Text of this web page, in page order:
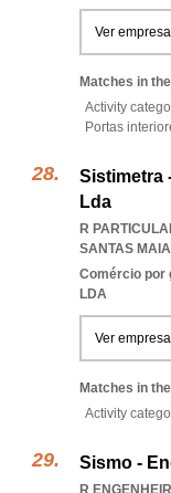
Ver empresa
Matches in
Activity
Portas
Sistimetra
Lda
R
SANTAS MAIA
Comércio por
LDA
Ver empresa
Matches in
Activity
Sismo -
R